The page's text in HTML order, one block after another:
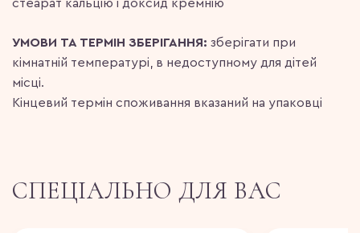
стеарат кальцію і доксид кремнію
УМОВИ ТА ТЕРМІН ЗБЕРІГАННЯ: зберігати при
кімнатній температурі, в недоступному для дітей
місці.
Кінцевий термін споживання вказаний на упаковці
СПЕЦІАЛЬНО ДЛЯ ВАС